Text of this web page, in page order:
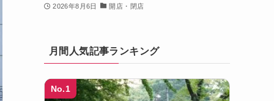
2026年8月6日 開店・閉店
月間人気記事ランキング
No.1